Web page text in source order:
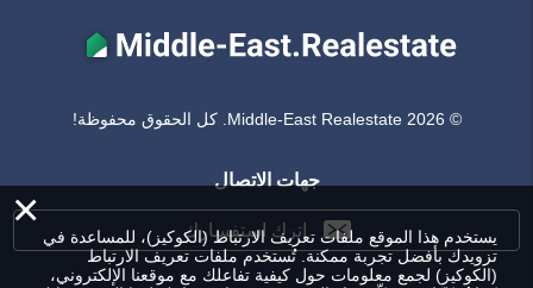
© Middle-East Realestate 2026. كل الحقوق محفوظة!
جهات الاتصال
اترك استفسارك ×
يستخدم هذا الموقع ملفات تعريف الارتباط (الكوكيز)، للمساعدة في
تزويدك بأفضل تجربة ممكنة. تُستخدم ملفات تعريف الارتباط
(الكوكيز) لجمع معلومات حول كيفية تفاعلك مع موقعنا الإلكتروني،